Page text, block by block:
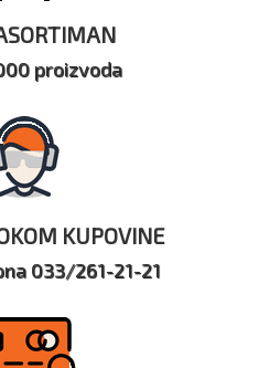
proizvoda
KUPOVINE
033/261-21-21